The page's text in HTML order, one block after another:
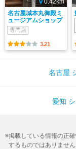
名古屋城本丸御殿ミ
ュージアムショップ
専門店
3.21
名古屋
愛知
掲載している情報の正
するものではありませ